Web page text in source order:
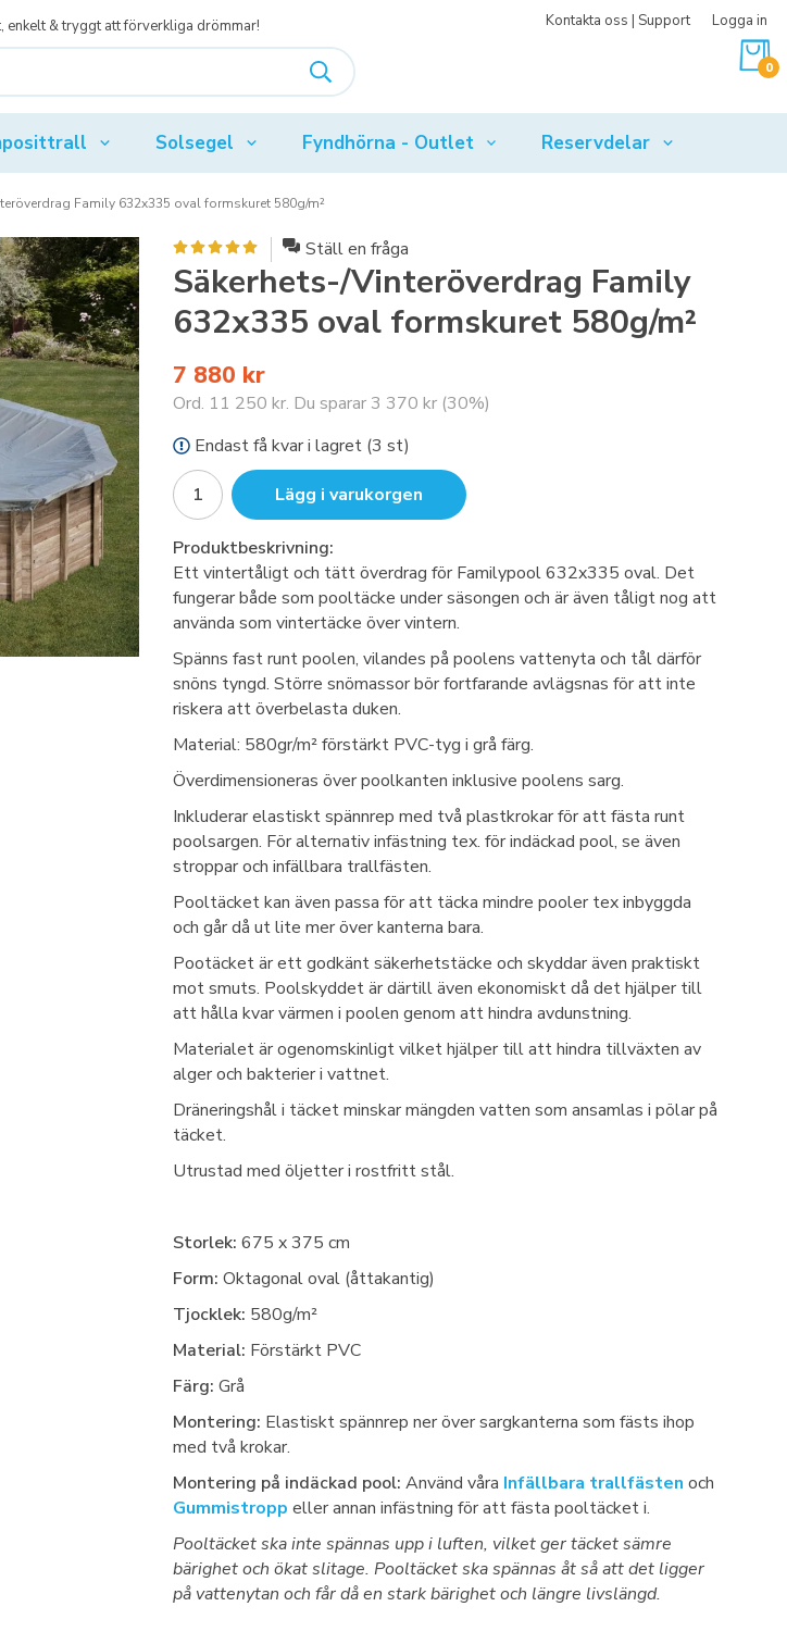
enkelt & tryggt att förverkliga drömmar! Kontakta oss | Support Logga in
0
Solsegel Fyndhörna - Outlet Reservdelar
Family 632x335 oval formskuret 580g/m²
Ställ en fråga
Säkerhets-/Vinteröverdrag Family
632x335 oval formskuret 580g/m²
7 880 kr
Ord. 11 250 kr. Du sparar 3 370 kr(30%)
Endast få kvar i lagret (3 st)
Lägg i varukorgen
Produktbeskrivning:
Ett vintertåligt och tätt överdrag för Familypool 632x335 oval. Det
fungerar både som pooltäcke under säsongen och är även tåligt nog att
använda som vintertäcke över vintern.
Spänns fast runt poolen, vilandes på poolens vattenyta och tål därför
snöns tyngd. Större snömassor bör fortfarande avlägsnas för att inte
riskera att överbelasta duken.
Material: 580gr/m² förstärkt PVC-tyg i grå färg.
Överdimensioneras över poolkanten inklusive poolens sarg.
Inkluderar elastiskt spännrep med två plastkrokar för att fästa runt
poolsargen. För alternativ infästning tex. för indäckad pool, se även
stroppar och infällbara trallfästen.
Pooltäcket kan även passa för att täcka mindre pooler tex inbyggda
och går då ut lite mer över kanterna bara.
Pootäcket är ett godkänt säkerhetstäcke och skyddar även praktiskt
mot smuts. Poolskyddet är därtill även ekonomiskt då det hjälper till
att hålla kvar värmen i poolen genom att hindra avdunstning.
Materialet är ogenomskinligt vilket hjälper till att hindra tillväxten av
alger och bakterier i vattnet.
Dräneringshål i täcket minskar mängden vatten som ansamlas i pölar på
täcket.
Utrustad med öljetter i rostfritt stål.
Storlek: 675 x 375 cm
Form: Oktagonal oval (åttakantig)
Tjocklek: 580g/m²
Material: Förstärkt PVC
Färg: Grå
Montering: Elastiskt spännrep ner över sargkanterna som fästs ihop
med två krokar.
Montering på indäckad pool: Använd våra Infällbara trallfästen och
Gummistropp eller annan infästning för att fästa pooltäcket i.
Pooltäcket ska inte spännas upp i luften, vilket ger täcket sämre
bärighet och ökat slitage. Pooltäcket ska spännas åt så att det ligger
på vattenytan och får då en stark bärighet och längre livslängd.